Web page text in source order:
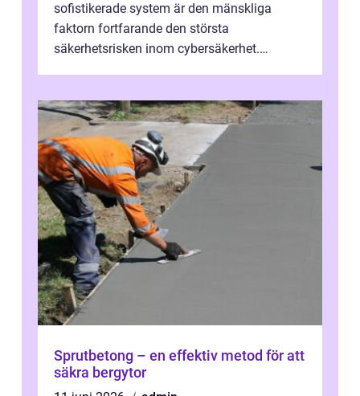
sofistikerade system är den mänskliga
faktorn fortfarande den största
säkerhetsrisken inom cybersäkerhet.
Sprutbetong – en effektiv metod för att
säkra bergytor